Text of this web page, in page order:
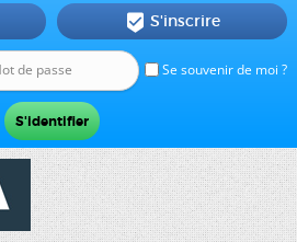
Se souvenir de moi ?
 S'inscrire